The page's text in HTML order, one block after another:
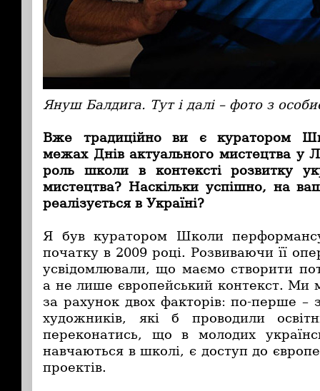
Януш Балдига. Тут і далі – фото з
Вже традиційно ви є куратором
межах Днів актуального мистецтва у
роль школи в контексті розвитку
мистецтва? Наскільки успішно, на
реалізується в Україні?
Я був куратором Школи
початку в 2009 році. Розвиваючи її
усвідомлювали, що маємо створити
а не лише європейський контекст. Ми
за рахунок двох факторів: по-перше –
художників, які б проводили
переконатись, що в молодих
навчаються в школі, є доступ до
проектів.